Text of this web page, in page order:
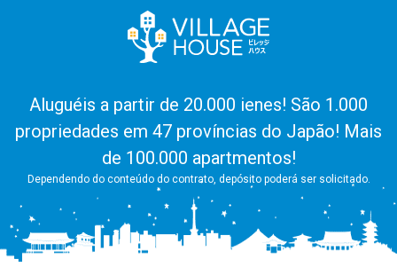
Aluguéis a partir de 20.000 ienes! São 1.000
propriedades em 47 províncias do Japão! Mais
de 100.000 apartmentos!
Dependendo do conteúdo do contrato, depósito poderá ser solicitado.